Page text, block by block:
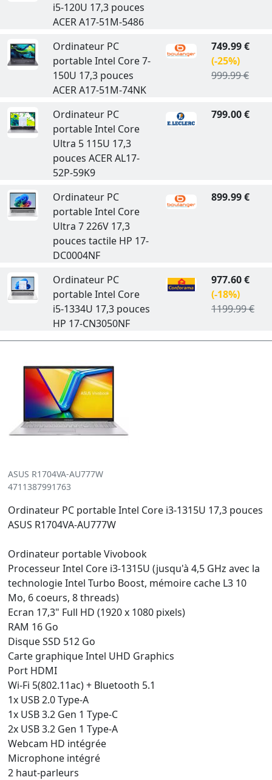
i5-120U 17,3 pouces
ACER A17-51M-5486
Ordinateur PC
portable Intel Core 7-
150U 17,3 pouces
ACER A17-51M-74NK
749.99 €
(-25%)
999.99 €
Ordinateur PC
portable Intel Core
Ultra 5 115U 17,3
pouces ACER AL17-
52P-59K9
799.00 €
Ordinateur PC
portable Intel Core
Ultra 7 226V 17,3
pouces tactile HP 17-
DC0004NF
899.99 €
Ordinateur PC
portable Intel Core
i5-1334U 17,3 pouces
HP 17-CN3050NF
977.60 €
(-18%)
1199.99 €
ASUS R1704VA-AU777W
4711387991763
Ordinateur PC portable Intel Core i3-1315U 17,3 pouces
ASUS R1704VA-AU777W
Ordinateur portable Vivobook
Processeur Intel Core i3-1315U (jusqu'à 4,5 GHz avec la
technologie Intel Turbo Boost, mémoire cache L3 10
Mo, 6 coeurs, 8 threads)
Ecran 17,3" Full HD (1920 x 1080 pixels)
RAM 16 Go
Disque SSD 512 Go
Carte graphique Intel UHD Graphics
Port HDMI
Wi-Fi 5(802.11ac) + Bluetooth 5.1
1x USB 2.0 Type-A
1x USB 3.2 Gen 1 Type-C
2x USB 3.2 Gen 1 Type-A
Webcam HD intégrée
Microphone intégré
2 haut-parleurs